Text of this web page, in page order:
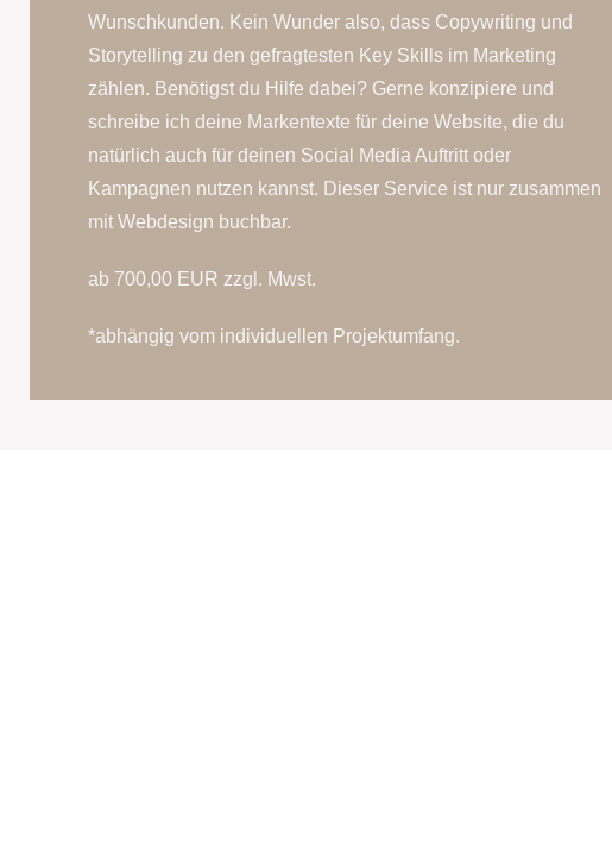
Wunschkunden. Kein Wunder also, dass Copywriting und
Storytelling zu den gefragtesten Key Skills im Marketing
zählen. Benötigst du Hilfe dabei? Gerne konzipiere und
schreibe ich deine Markentexte für deine Website, die du
natürlich auch für deinen Social Media Auftritt oder
Kampagnen nutzen kannst. Dieser Service ist nur zusammen
mit Webdesign buchbar.
ab 700,00 EUR zzgl. Mwst.
*abhängig vom individuellen Projektumfang.